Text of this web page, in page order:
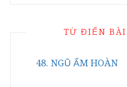
TỪ ĐIỂN BÀI
48. NGŨ ẨM HOÀN